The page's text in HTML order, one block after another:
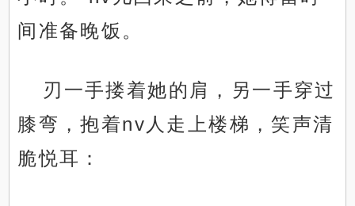
间准备晚饭。
刃一手搂着她的肩，另一手穿过
膝弯，抱着nv人走上楼梯，笑声清
脆悦耳：